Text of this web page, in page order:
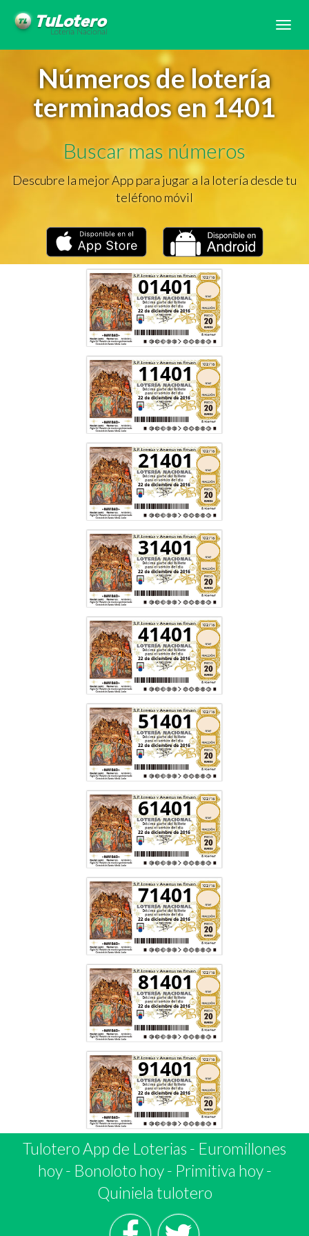
Números de lotería
terminados en 1401
Buscar mas números
Descubre la mejor App para jugar a la lotería desde tu
teléfono móvil
01401
11401
21401
31401
41401
51401
61401
71401
81401
91401
Tulotero App de Loterias - Euromillones
hoy- Bonoloto hoy- Primitiva hoy-
Quiniela tulotero